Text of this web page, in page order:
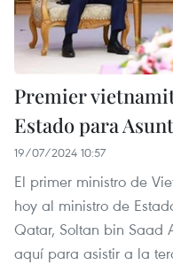
Premier
Estado para
19/07/2024 10:57
El primer ministro de
hoy al ministro de
Qatar, Soltan bin Saad
aquí para asistir a la